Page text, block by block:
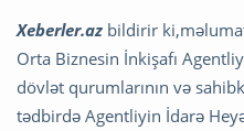
Xeberler.az bildirir
Orta Biznesin İnkişafı
dövlət qurumlarının və
tədbirdə Agentliyin İdarə